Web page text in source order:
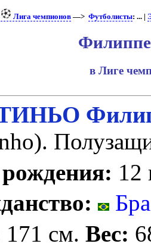
Лига чемпионов—> Футболисты: ... |
в Лиге
12
171 см.Вес: